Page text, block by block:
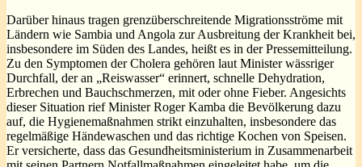
Darüber hinaus tragen grenzüberschreitende Migrationsströme mit
Ländern wie Sambia und Angola zur Ausbreitung der Krankheit bei,
insbesondere im Süden des Landes, heißt es in der Pressemitteilung.
Zu den Symptomen der Cholera gehören laut Minister wässriger
Durchfall, der an „Reiswasser“ erinnert, schnelle Dehydration,
Erbrechen und Bauchschmerzen, mit oder ohne Fieber. Angesichts
dieser Situation rief Minister Roger Kamba die Bevölkerung dazu
auf, die Hygienemaßnahmen strikt einzuhalten, insbesondere das
regelmäßige Händewaschen und das richtige Kochen von Speisen.
Er versicherte, dass das Gesundheitsministerium in Zusammenarbeit